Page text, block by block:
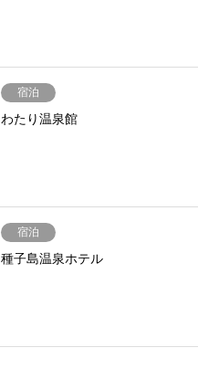
宿泊
わたり温泉館
宿泊
種子島温泉ホテル